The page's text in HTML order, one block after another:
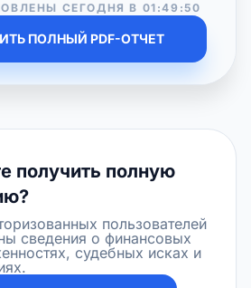
СЕГОДНЯ В 01:49:50
ПОЛНЫЙ PDF-ОТЧЕТ
получить полную
пользователей
сведения о финансовых
судебных исках и